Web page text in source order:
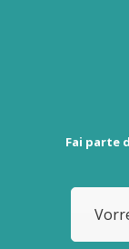
Fai parte